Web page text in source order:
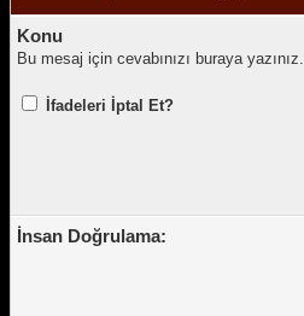
Konu
Bu mesaj için cevabınızı buraya yazınız.
İfadeleri İptal Et?
İnsan Doğrulama: